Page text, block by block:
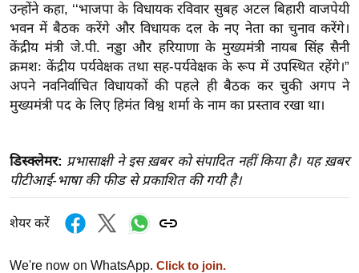
मि
सा
ल
बे
ल
श
ख्सि
त
उन्होंने कहा, ‘‘भाजपा के विधायक रविवार सुबह अटल बिहारी वाजपेयी
भवन में बैठक करेंगे और विधायक दल के नए नेता का चुनाव करेंगे।
केंद्रीय मंत्री जे.पी. नड्डा और हरियाणा के मुख्यमंत्री नायब सिंह सैनी
क्रमशः केंद्रीय पर्यवेक्षक तथा सह-पर्यवेक्षक के रूप में उपस्थित रहेंगे।”
अपने नवनिर्वाचित विधायकों की पहले ही बैठक कर चुकी अगप ने
मुख्यमंत्री पद के लिए हिमंत विश्व शर्मा के नाम का प्रस्ताव रखा था।
डिस्क्लेमर: प्रभासाक्षी ने इस ख़बर को संपादित नहीं किया है। यह ख़बर
पीटीआई-भाषा की फीड से प्रकाशित की गयी है।
शेयर करें
We're now on WhatsApp. Click to join.